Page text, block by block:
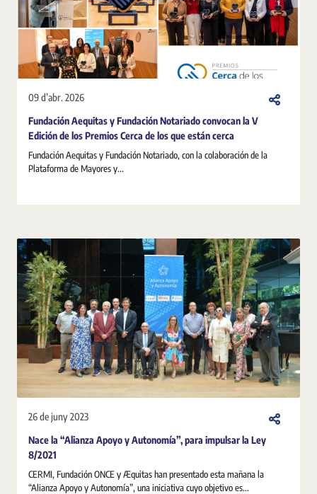
09 d’abr. 2026
Fundación Aequitas y Fundación Notariado convocan la V
Edición de los Premios Cerca de los que están cerca
Fundación Aequitas y Fundación Notariado, con la colaboración de la
Plataforma de Mayores y...
26 de juny 2023
Nace la “Alianza Apoyo y Autonomía”, para impulsar la Ley
8/2021
CERMI, Fundación ONCE y Æquitas han presentado esta mañana la
“Alianza Apoyo y Autonomía”, una iniciativa cuyo objetivo es...